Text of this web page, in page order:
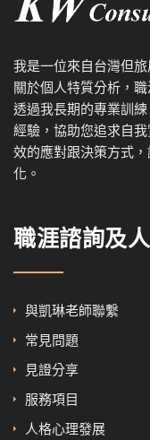
我是一位來自台灣但
關於個人特質分析，
透過我長期的專業訓
經驗，協助您追求自
效的應對跟決策方式
化。
職涯諮詢及
與凱琳老師聯繫
常見問題
見證分享
服務項目
人格心理發展